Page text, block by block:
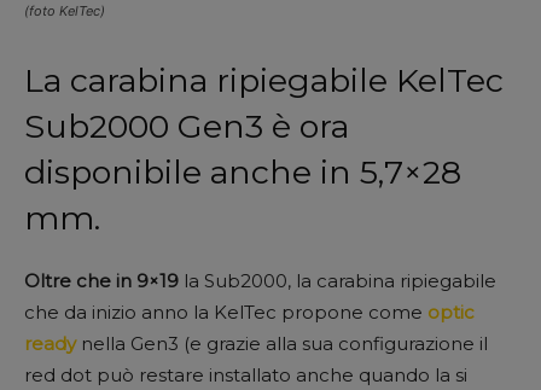
(foto KelTec)
La carabina ripiegabile KelTec
Sub2000 Gen3 è ora
disponibile anche in 5,7×28
mm.
Oltre che in 9×19 la Sub2000, la carabina ripiegabile
che da inizio anno la KelTec propone come optic
readynella Gen3 (e grazie alla sua configurazione il
red dot può restare installato anche quando la si